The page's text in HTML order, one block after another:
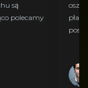
są
polecamy